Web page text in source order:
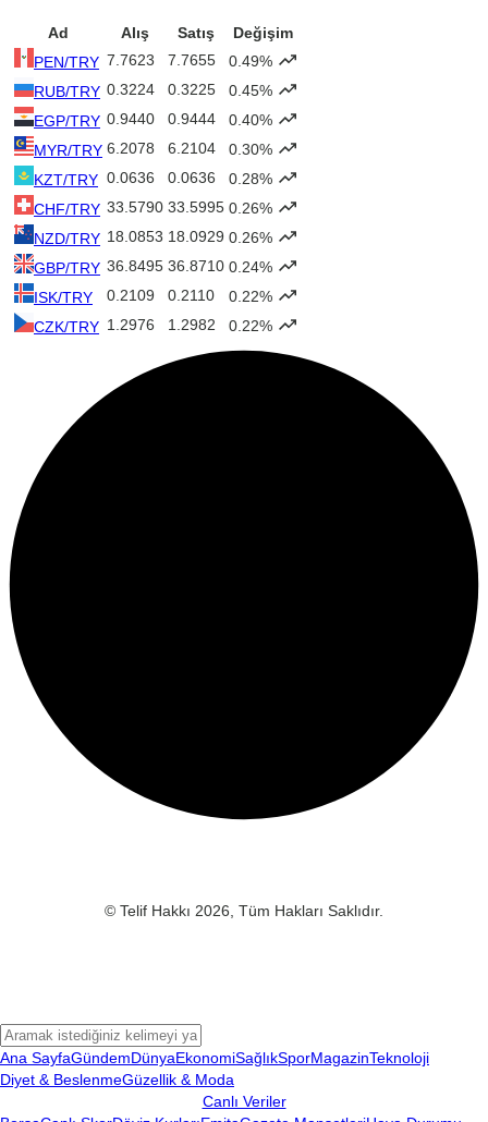
Ad Alış Satış
Değişim
PEN/TRY 7.7623 7.7655
0.49%
RUB/TRY 0.3224 0.3225
0.45%
EGP/TRY 0.9440 0.9444
0.40%
MYR/TRY 6.2078 6.2104
0.30%
KZT/TRY 0.0636 0.0636
0.28%
CHF/TRY 33.5790 33.5995 0.26%
NZD/TRY 18.0853 18.0929 0.26%
GBP/TRY 36.8495 36.8710 0.24%
ISK/TRY
0.2109 0.2110
0.22%
CZK/TRY 1.2976 1.2982 0.22%
© Telif Hakkı 2026, Tüm Hakları Saklıdır.
Ana SayfaGündemDünyaEkonomiSağlıkSporMagazinTeknoloji
Diyet & BeslenmeGüzellik & Moda
Canlı Veriler